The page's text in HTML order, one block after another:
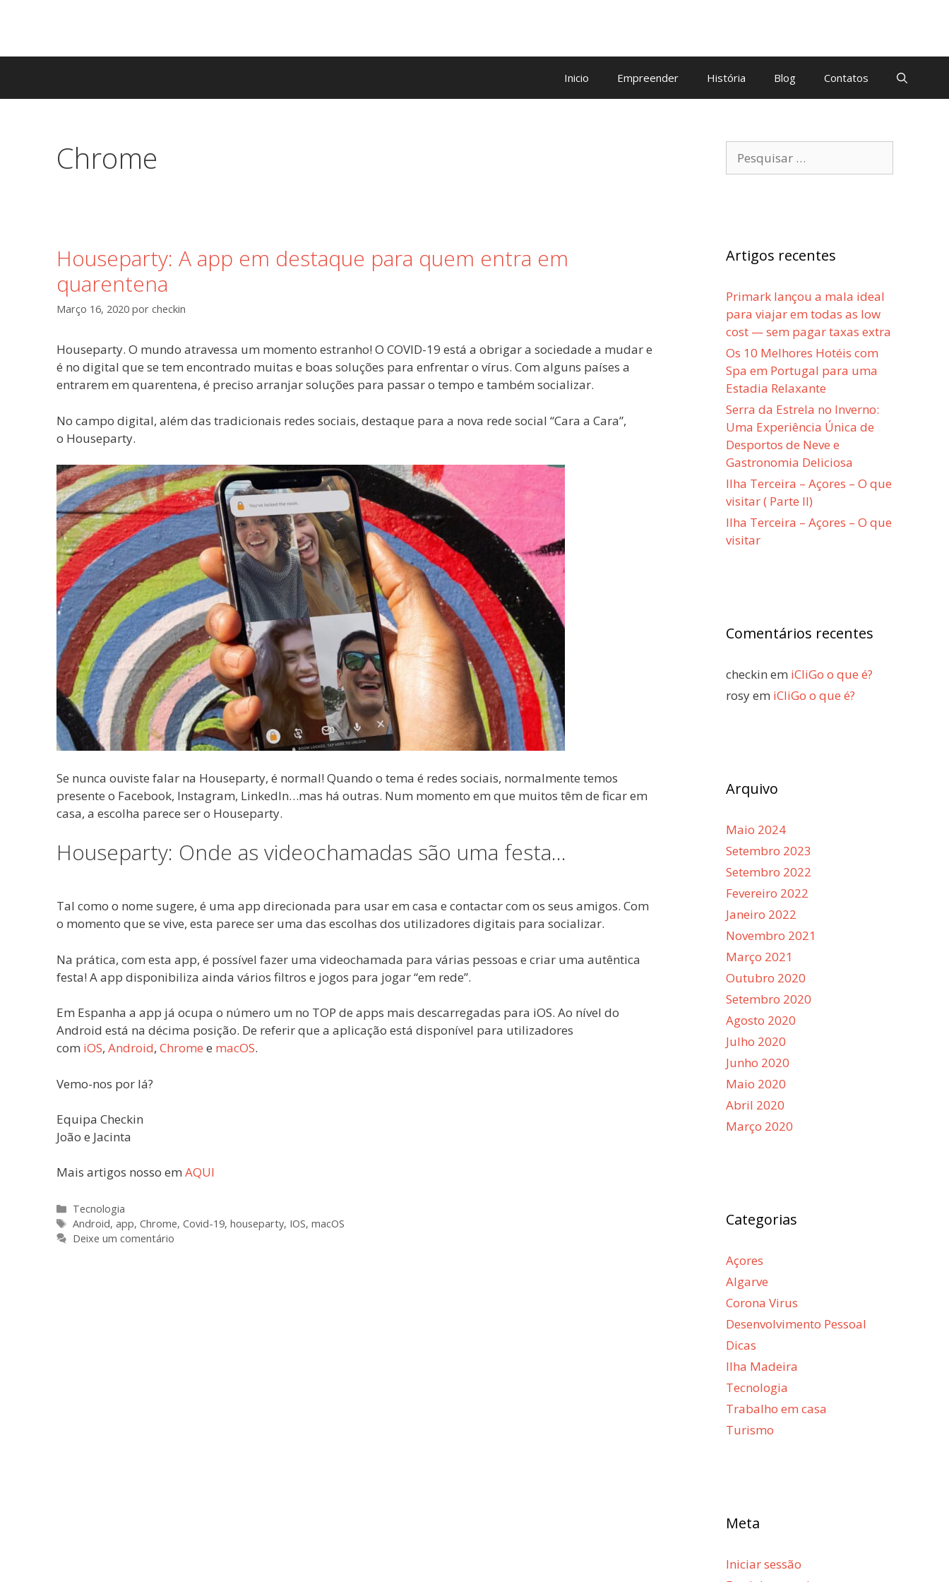
conteúdo
Inicio Empreender História Blog Contatos
Chrome
Houseparty: A app em destaque para quem entra em
quarentena
Março 16, 2020 por checkin
Houseparty. O mundo atravessa um momento estranho! O COVID-19 está a obrigar a sociedade a mudar e
é no digital que se tem encontrado muitas e boas soluções para enfrentar o vírus. Com alguns países a
entrarem em quarentena, é preciso arranjar soluções para passar o tempo e também socializar.
No campo digital, além das tradicionais redes sociais, destaque para a nova rede social “Cara a Cara”,
o Houseparty.
Se nunca ouviste falar na Houseparty, é normal! Quando o tema é redes sociais, normalmente temos
presente o Facebook, Instagram, LinkedIn…mas há outras. Num momento em que muitos têm de ficar em
casa, a escolha parece ser o Houseparty.
Houseparty: Onde as videochamadas são uma festa…
Tal como o nome sugere, é uma app direcionada para usar em casa e contactar com os seus amigos. Com
o momento que se vive, esta parece ser uma das escolhas dos utilizadores digitais para socializar.
Na prática, com esta app, é possível fazer uma videochamada para várias pessoas e criar uma autêntica
festa! A app disponibiliza ainda vários filtros e jogos para jogar “em rede”.
Em Espanha a app já ocupa o número um no TOP de apps mais descarregadas para iOS. Ao nível do
Android está na décima posição. De referir que a aplicação está disponível para utilizadores
com iOS, Android, Chrome e macOS.
Vemo-nos por lá?
Equipa Checkin
João e Jacinta
Mais artigos nosso em AQUI
Categorias
Tecnologia
Etiquetas
Android, app, Chrome, Covid-19, houseparty, IOS, macOS
Deixe um comentário
por:
Artigos recentes
Primark lançou a mala ideal
para viajar em todas as low
cost — sem pagar taxas extra
Os 10 Melhores Hotéis com
Spa em Portugal para uma
Estadia Relaxante
Serra da Estrela no Inverno:
Uma Experiência Única de
Desportos de Neve e
Gastronomia Deliciosa
Ilha Terceira – Açores – O que
visitar ( Parte II)
Ilha Terceira – Açores – O que
visitar
Comentários recentes
checkin em iCliGo o que é?
rosyem iCliGo o que é?
Arquivo
Maio 2024
Setembro 2023
Setembro 2022
Fevereiro 2022
Janeiro 2022
Novembro 2021
Março 2021
Outubro 2020
Setembro 2020
Agosto 2020
Julho 2020
Junho 2020
Maio 2020
Abril 2020
Março 2020
Categorias
Açores
Algarve
Corona Virus
Desenvolvimento Pessoal
Dicas
Ilha Madeira
Tecnologia
Trabalho em casa
Turismo
Meta
Iniciar sessão